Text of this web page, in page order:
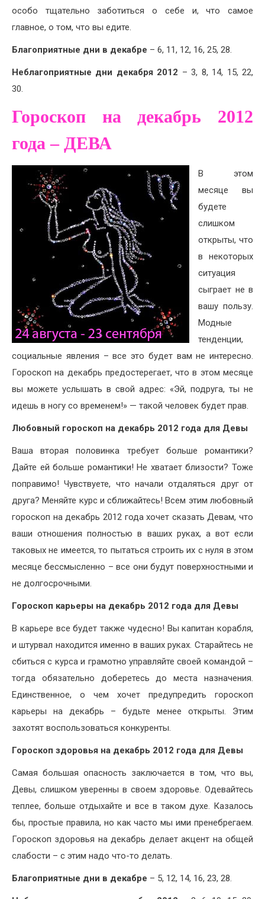
особо тщательно заботиться о себе и, что самое
главное, о том, что вы едите.
Благоприятные дни в декабре – 6, 11, 12, 16, 25, 28.
Неблагоприятные дни декабря 2012 – 3, 8, 14, 15, 22,
30.
Гороскоп на декабрь 2012
года – ДЕВА
В этом
месяце вы
будете
слишком
открыты, что
в некоторых
ситуация
сыграет не в
вашу пользу.
Модные
тенденции,
социальные явления – все это будет вам не интересно.
Гороскоп на декабрь предостерегает, что в этом месяце
вы можете услышать в свой адрес: «Эй, подруга, ты не
идешь в ногу со временем!» — такой человек будет прав.
Любовный гороскоп на декабрь 2012 года для Девы
Ваша вторая половинка требует больше романтики?
Дайте ей больше романтики! Не хватает близости? Тоже
поправимо! Чувствуете, что начали отдаляться друг от
друга? Меняйте курс и сближайтесь! Всем этим любовный
гороскоп на декабрь 2012 года хочет сказать Девам, что
ваши отношения полностью в ваших руках, а вот если
таковых не имеется, то пытаться строить их с нуля в этом
месяце бессмысленно – все они будут поверхностными и
не долгосрочными.
Гороскоп карьеры на декабрь 2012 года для Девы
В карьере все будет также чудесно! Вы капитан корабля,
и штурвал находится именно в ваших руках. Старайтесь не
сбиться с курса и грамотно управляйте своей командой –
тогда обязательно доберетесь до места назначения.
Единственное, о чем хочет предупредить гороскоп
карьеры на декабрь – будьте менее открыты. Этим
захотят воспользоваться конкуренты.
Гороскоп здоровья на декабрь 2012 года для Девы
Самая большая опасность заключается в том, что вы,
Девы, слишком уверенны в своем здоровье. Одевайтесь
теплее, больше отдыхайте и все в таком духе. Казалось
бы, простые правила, но как часто мы ими пренебрегаем.
Гороскоп здоровья на декабрь делает акцент на общей
слабости – с этим надо что-то делать.
Благоприятные дни в декабре – 5, 12, 14, 16, 23, 28.